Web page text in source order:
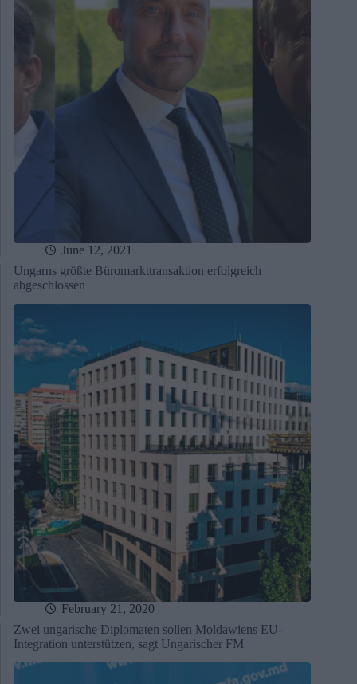
June 12, 2021
Ungarns größte Büromarkttransaktion erfolgreich
abgeschlossen
February 21, 2020
Zwei ungarische Diplomaten sollen Moldawiens EU-
Integration unterstützen, sagt Ungarischer FM